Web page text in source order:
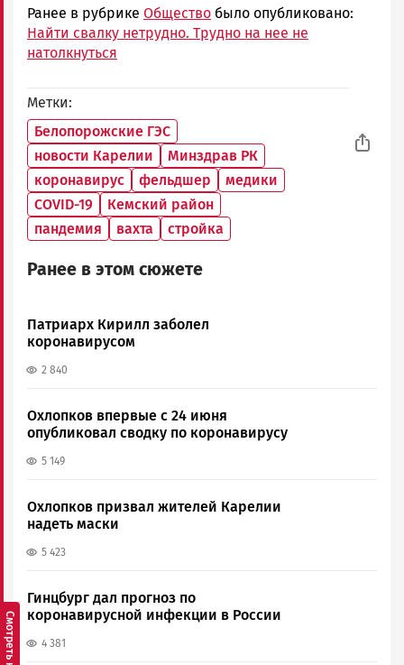
Ранее в рубрике Общество было опубликовано:
Найти свалку нетрудно. Трудно на нее не
натолкнуться
Метки
Белопорожские ГЭС
новости Карелии
Минздрав РК
коронавирус
фельдшер
медики
COVID-19
Кемский район
пандемия
вахта стройка
Ранее в этом сюжете
Патриарх Кирилл заболел
коронавирусом
2 840
Охлопков впервые с 24 июня
опубликовал сводку по коронавирусу
5 149
Охлопков призвал жителей Карелии
надеть маски
5 423
Гинцбург дал прогноз по
коронавирусной инфекции в России
4 381